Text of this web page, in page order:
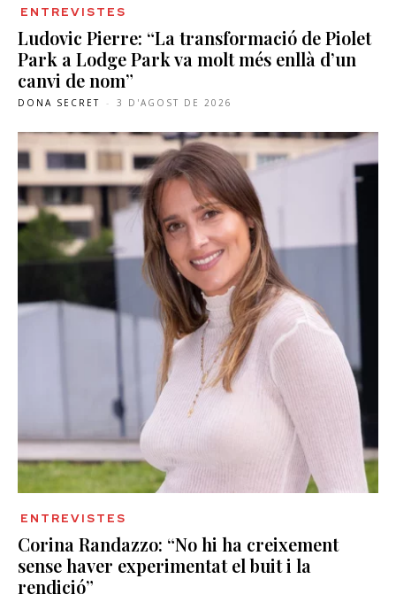
ENTREVISTES
Ludovic Pierre: “La transformació de Piolet
Park a Lodge Park va molt més enllà d’un
canvi de nom”
DONA SECRET - 3 D'AGOST DE 2026
ENTREVISTES
Corina Randazzo: “No hi ha creixement
sense haver experimentat el buit i la
rendició”